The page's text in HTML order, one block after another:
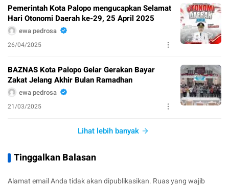
Pemerintah Kota Palopo mengucapkan Selamat
Hari Otonomi Daerah ke-29, 25 April 2025
ewa pedrosa
26/04/2025
BAZNAS Kota Palopo Gelar Gerakan Bayar
Zakat Jelang Akhir Bulan Ramadhan
ewa pedrosa
21/03/2025
Lihat lebih banyak
Tinggalkan Balasan
Alamat email Anda tidak akan dipublikasikan. Ruas yang wajib